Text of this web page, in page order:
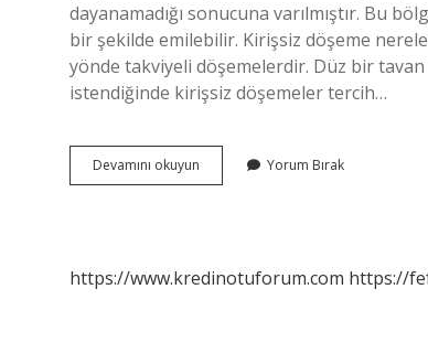
dayanamadığı sonucuna varılmıştır. Bu
bir şekilde emilebilir. Kirişsiz döşeme
yönde takviyeli döşemelerdir. Düz bir
istendiğinde kirişsiz döşemeler tercih…
Devamını okuyun
Döşeme
Yorum Bırak
https://www.kredinotuforum.com https://